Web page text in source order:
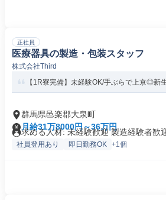
正社員
医療器具の製造・包装スタッフ
株式会社Third
【1R寮完備】未経験OK/手ぶらで上京◎新
群馬県邑楽郡大泉町
月給31万8000円～36万円
求める人材: 未経験歓迎 製造経験者歓
社員登用あり 即日勤務OK +1個